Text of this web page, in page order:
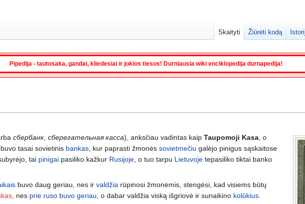
Pipedija - tautosaka, gandai, kliedesiai ir jokios tiesos! Durniausia wiki enciklopedija durnapedija!
сбербанк сберегательная касса), anksčiau vadintas kaip Taupomoji Kasa , o
tasai sovietinis bankas , kur paprasti žmonės sovietmečiu galėjo pinigus sąskaitose
tai pinigai pasiliko kažkur Rusijoje , o tuo tarpu Lietuvoje tepasiliko tiktai banko
buvo daug geriau, nes ir valdžia rūpinosi žmonėmis, stengėsi, kad visiems būtų
, nes prie ruso buvo geriau , o dabar valdžia viską išgriovė ir sunaikino kolūkius
Skaityti Žiūrėti kodą